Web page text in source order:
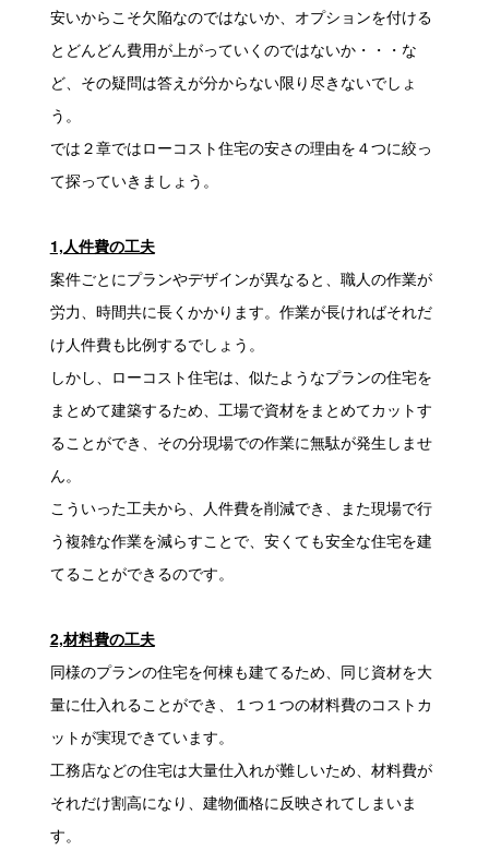
安いからこそ欠陥なのではないか、オプションを付ける
とどんどん費用が上がっていくのではないか・・・な
ど、その疑問は答えが分からない限り尽きないでしょ
う。
では２章ではローコスト住宅の安さの理由を４つに絞っ
て探っていきましょう。
1,人件費の工夫
案件ごとにプランやデザインが異なると、職人の作業が
労力、時間共に長くかかります。作業が長ければそれだ
け人件費も比例するでしょう。
しかし、ローコスト住宅は、似たようなプランの住宅を
まとめて建築するため、工場で資材をまとめてカットす
ることができ、その分現場での作業に無駄が発生しませ
ん。
こういった工夫から、人件費を削減でき、また現場で行
う複雑な作業を減らすことで、安くても安全な住宅を建
てることができるのです。
2,材料費の工夫
同様のプランの住宅を何棟も建てるため、同じ資材を大
量に仕入れることができ、１つ１つの材料費のコストカ
ットが実現できています。
工務店などの住宅は大量仕入れが難しいため、材料費が
それだけ割高になり、建物価格に反映されてしまいま
す。